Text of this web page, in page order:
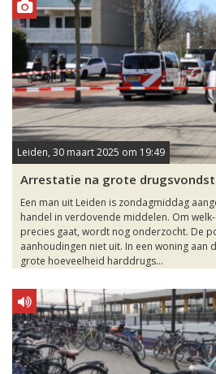
Leiden, 30 maart 2025 om 19:49
Arrestatie na grote drugsvondst
Een man uit Leiden is zondagmiddag
handel in verdovende middelen. Om
precies gaat, wordt nog onderzocht. De
aanhoudingen niet uit. In een woning aan
grote hoeveelheid harddrugs...